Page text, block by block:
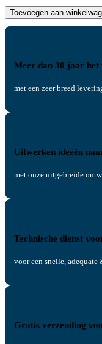
Toevoegen aan
Meer dan 30 jaar het
met een zeer breed
Uitwerken ideeën
met onze uitgebreide
Technische dienst
voor een snelle,
Gratis verzending